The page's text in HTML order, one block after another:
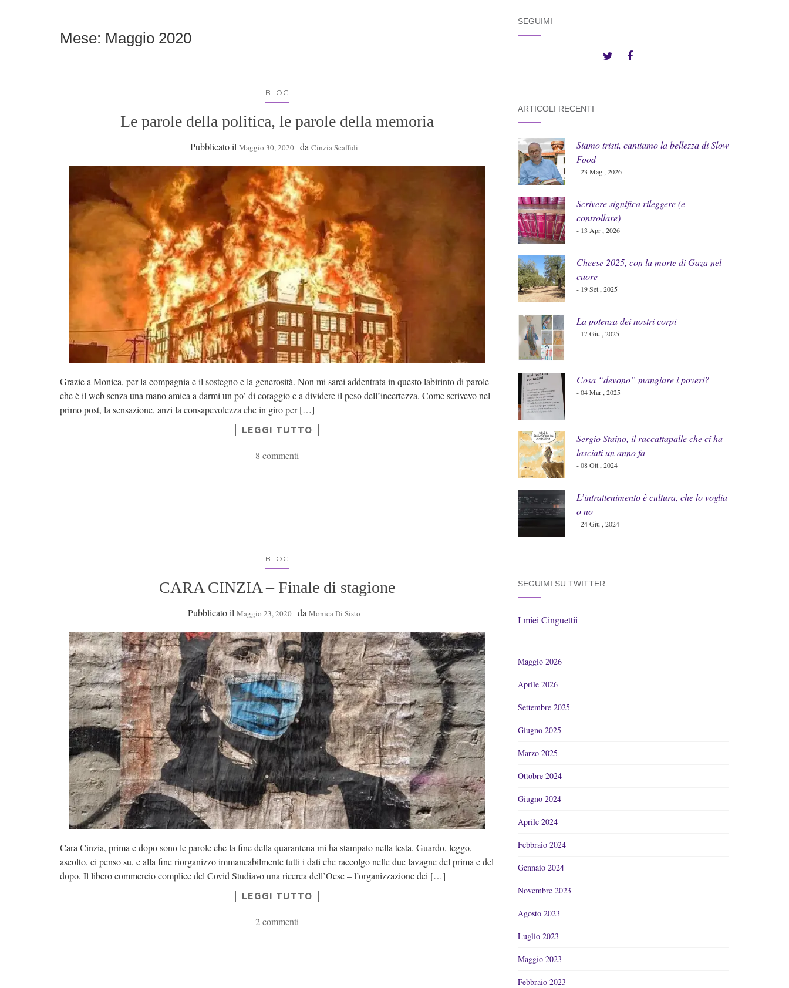
Mese: Maggio 2020
BLOG
Le parole della politica, le parole della memoria
Pubblicato il Maggio 30, 2020 da Cinzia Scaffidi
Grazie a Monica, per la compagnia e il sostegno e la generosità. Non mi sarei addentrata in questo labirinto di parole
che è il web senza una mano amica a darmi un po’ di coraggio e a dividere il peso dell’incertezza. Come scrivevo nel
primo post, la sensazione, anzi la consapevolezza che in giro per […]
LEGGI TUTTO
8 commenti
BLOG
CARA CINZIA – Finale di stagione
Pubblicato il Maggio 23, 2020 da Monica Di Sisto
Cara Cinzia, prima e dopo sono le parole che la fine della quarantena mi ha stampato nella testa. Guardo, leggo,
ascolto, ci penso su, e alla fine riorganizzo immancabilmente tutti i dati che raccolgo nelle due lavagne del prima e del
dopo. Il libero commercio complice del Covid Studiavo una ricerca dell’Ocse – l’organizzazione dei […]
LEGGI TUTTO
2 commenti
SEGUIMI
ARTICOLI RECENTI
Siamo tristi, cantiamo la bellezza di Slow
Food
- 23 Mag , 2026
Scrivere significa rileggere (e
controllare)
- 13 Apr , 2026
Cheese 2025, con la morte di Gaza nel
cuore
- 19 Set , 2025
La potenza dei nostri corpi
- 17 Giu , 2025
Cosa “devono” mangiare i poveri?
- 04 Mar , 2025
Sergio Staino, il raccattapalle che ci ha
lasciati un anno fa
- 08 Ott , 2024
L’intrattenimento è cultura, che lo voglia
o no
- 24 Giu , 2024
SEGUIMI SU TWITTER
I miei Cinguettii
Maggio 2026
Aprile 2026
Settembre 2025
Giugno 2025
Marzo 2025
Ottobre 2024
Giugno 2024
Aprile 2024
Febbraio 2024
Gennaio 2024
Novembre 2023
Agosto 2023
Luglio 2023
Maggio 2023
Febbraio 2023